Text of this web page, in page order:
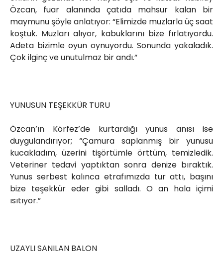
Özcan, fuar alanında çatıda mahsur kalan bir
maymunu şöyle anlatıyor: “Elimizde muzlarla üç saat
koştuk. Muzları alıyor, kabuklarını bize fırlatıyordu.
Adeta bizimle oyun oynuyordu. Sonunda yakaladık.
Çok ilginç ve unutulmaz bir andı.”
YUNUSUN TEŞEKKÜR TURU
Özcan’ın Körfez’de kurtardığı yunus anısı ise
duygulandırıyor; “Çamura saplanmış bir yunusu
kucakladım, üzerini tişörtümle örttüm, temizledik.
Veteriner tedavi yaptıktan sonra denize bıraktık.
Yunus serbest kalınca etrafımızda tur attı, başını
bize teşekkür eder gibi salladı. O an hala içimi
ısıtıyor.”
UZAYLI SANILAN BALON